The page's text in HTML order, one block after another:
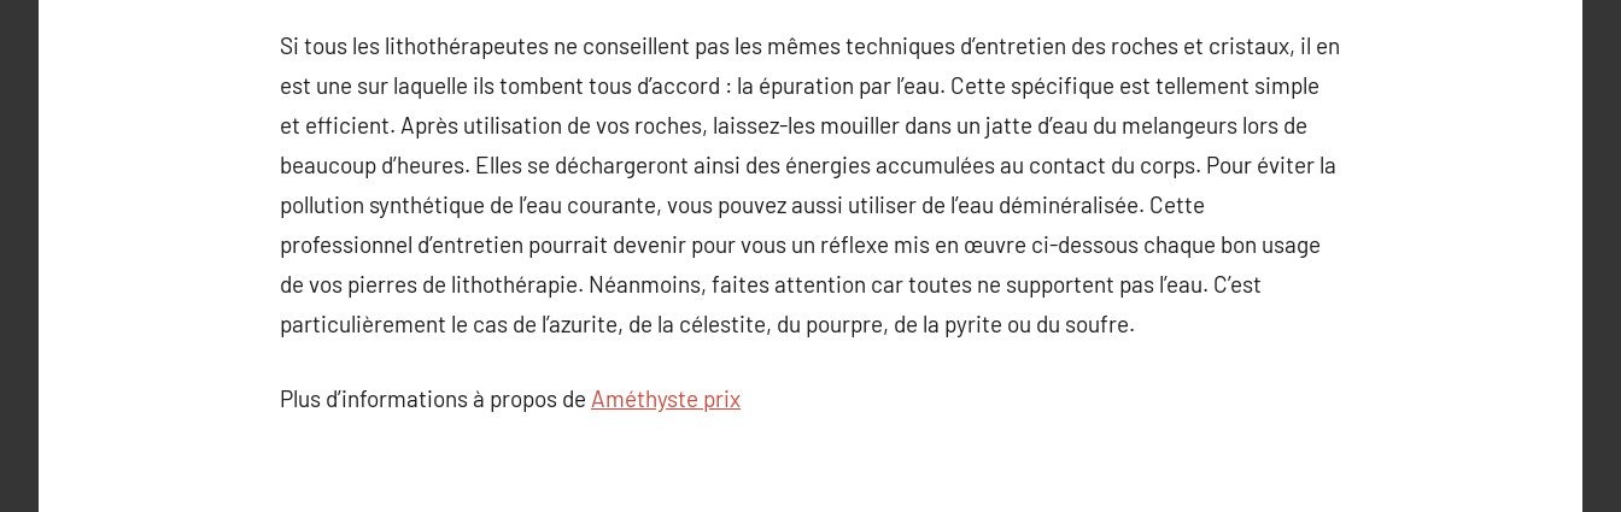
Si tous les lithothérapeutes ne conseillent pas les mêmes techniques d’entretien des roches et cristaux, il en
est une sur laquelle ils tombent tous d’accord : la épuration par l’eau. Cette spécifique est tellement simple
et efficient. Après utilisation de vos roches, laissez-les mouiller dans un jatte d’eau du melangeurs lors de
beaucoup d’heures. Elles se déchargeront ainsi des énergies accumulées au contact du corps. Pour éviter la
pollution synthétique de l’eau courante, vous pouvez aussi utiliser de l’eau déminéralisée. Cette
professionnel d’entretien pourrait devenir pour vous un réflexe mis en œuvre ci-dessous chaque bon usage
de vos pierres de lithothérapie. Néanmoins, faites attention car toutes ne supportent pas l’eau. C’est
particulièrement le cas de l’azurite, de la célestite, du pourpre, de la pyrite ou du soufre.
Plus d’informations à propos de Améthyste prix